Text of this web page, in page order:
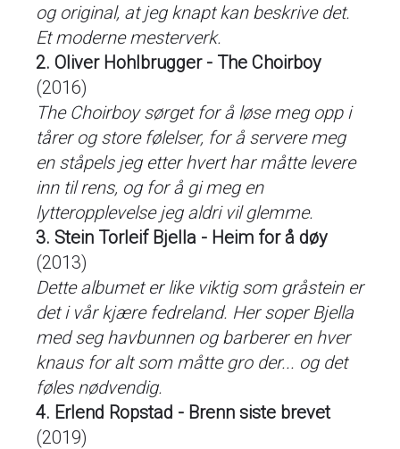
og original, at jeg knapt kan beskrive det.
Et moderne mesterverk.
2. Oliver Hohlbrugger - The Choirboy
(2016)
The Choirboy sørget for å løse meg opp i
tårer og store følelser, for å servere meg
en ståpels jeg etter hvert har måtte levere
inn til rens, og for å gi meg en
lytteropplevelse jeg aldri vil glemme.
3. Stein Torleif Bjella - Heim for å døy
(2013)
Dette albumet er like viktig som gråstein er
det i vår kjære fedreland. Her soper Bjella
med seg havbunnen og barberer en hver
knaus for alt som måtte gro der... og det
føles nødvendig.
4. Erlend Ropstad - Brenn siste brevet
(2019)